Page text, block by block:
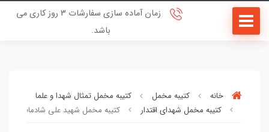
زمان آماده سازی سفارشات 3 روز کاری می
باشد.
خانه کتیبه مخمل
کتیبه مخمل تمثال شهدا و علما
کتیبه مخمل شهدای اقتدار
کتیبه مخمل شهید علی شادمانی